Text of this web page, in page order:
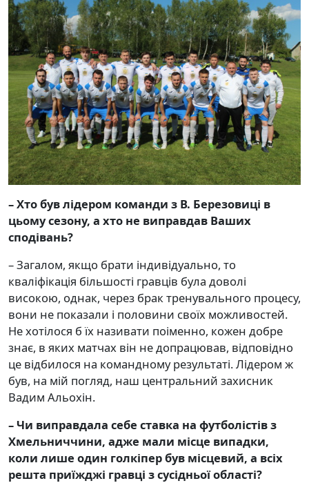
– Хто був лідером команди з В. Березовиці в
цьому сезону, а хто не виправдав Ваших
сподівань?
– Загалом, якщо брати індивідуально, то
кваліфікація більшості гравців була доволі
високою, однак, через брак тренувального процесу,
вони не показали і половини своїх можливостей.
Не хотілося б їх називати поіменно, кожен добре
знає, в яких матчах він не допрацював, відповідно
це відбилося на командному результаті. Лідером ж
був, на мій погляд, наш центральний захисник
Вадим Альохін.
– Чи виправдала себе ставка на футболістів з
Хмельниччини, адже мали місце випадки,
коли лише один голкіпер був місцевий, а всіх
решта приїжджі гравці з сусідньої області?